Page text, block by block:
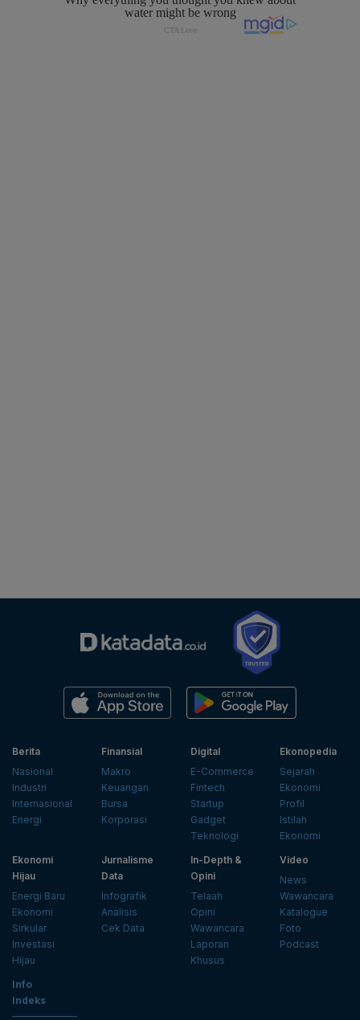
Berita
Nasional
Industri
Internasional
Energi
Finansial
Makro
Keuangan
Bursa
Korporasi
Digital
E-Commerce
Fintech
Startup
Gadget
Teknologi
Ekonopedia
Sejarah
Ekonomi
Profil
Istilah
Ekonomi
Ekonomi
Hijau
Energi Baru
Ekonomi
Sirkular
Investasi
Hijau
Jurnalisme
Data
Infografik
Analisis
Cek Data
In-Depth &
Opini
Telaah
Opini
Wawancara
Laporan
Khusus
Video
News
Wawancara
Katalogue
Foto
Podcast
Info
Indeks